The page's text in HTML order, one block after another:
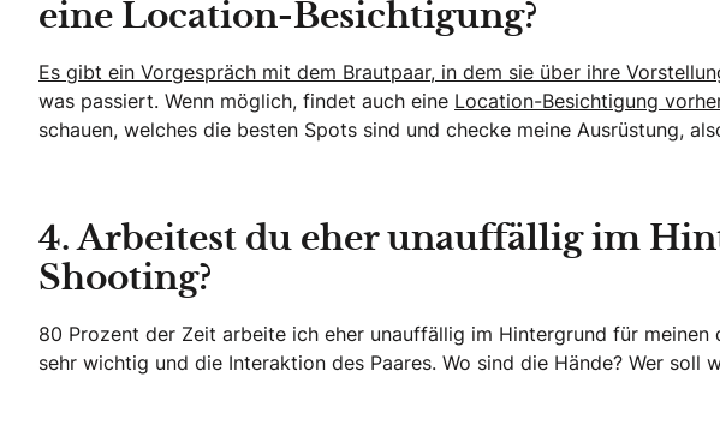
eine Location-Besichtigung?
Es gibt ein Vorgespräch mit dem Brautpaar, in dem sie über ihre
was passiert. Wenn möglich, findet auch eine Location-Besichtigung
schauen, welches die besten Spots sind und checke meine Ausrüstung,
4. Arbeitest du eher unauffällig im
Shooting?
80 Prozent der Zeit arbeite ich eher unauffällig im Hintergrund für
sehr wichtig und die Interaktion des Paares. Wo sind die Hände? Wer soll